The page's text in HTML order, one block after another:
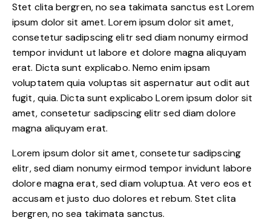
Stet clita bergren, no sea takimata sanctus est Lorem
ipsum dolor sit amet. Lorem ipsum dolor sit amet,
consetetur sadipscing elitr sed diam nonumy eirmod
tempor invidunt ut labore et dolore magna aliquyam
erat. Dicta sunt explicabo. Nemo enim ipsam
voluptatem quia voluptas sit aspernatur aut odit aut
fugit, quia. Dicta sunt explicabo Lorem ipsum dolor sit
amet, consetetur sadipscing elitr sed diam dolore
magna aliquyam erat.
Lorem ipsum dolor sit amet, consetetur sadipscing
elitr, sed diam nonumy eirmod tempor invidunt labore
dolore magna erat, sed diam voluptua. At vero eos et
accusam et justo duo dolores et rebum. Stet clita
bergren, no sea takimata sanctus.